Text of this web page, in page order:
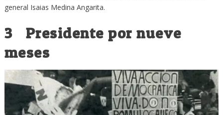
general Isaias Medina Angarita.
3 Presidente por nueve
meses